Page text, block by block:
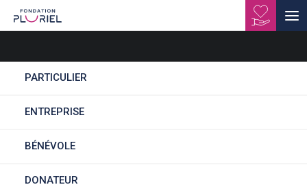
PARTICULIER
ENTREPRISE
BÉNÉVOLE
DONATEUR